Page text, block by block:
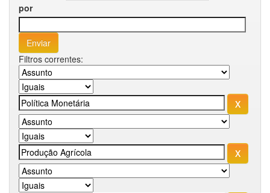
por
Filtros correntes: